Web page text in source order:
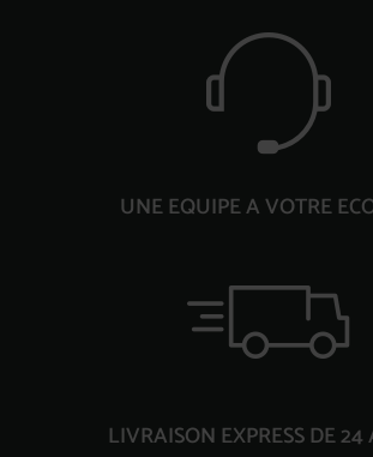
UNE EQUIPE A VOTRE
LIVRAISON EXPRESS DE 24